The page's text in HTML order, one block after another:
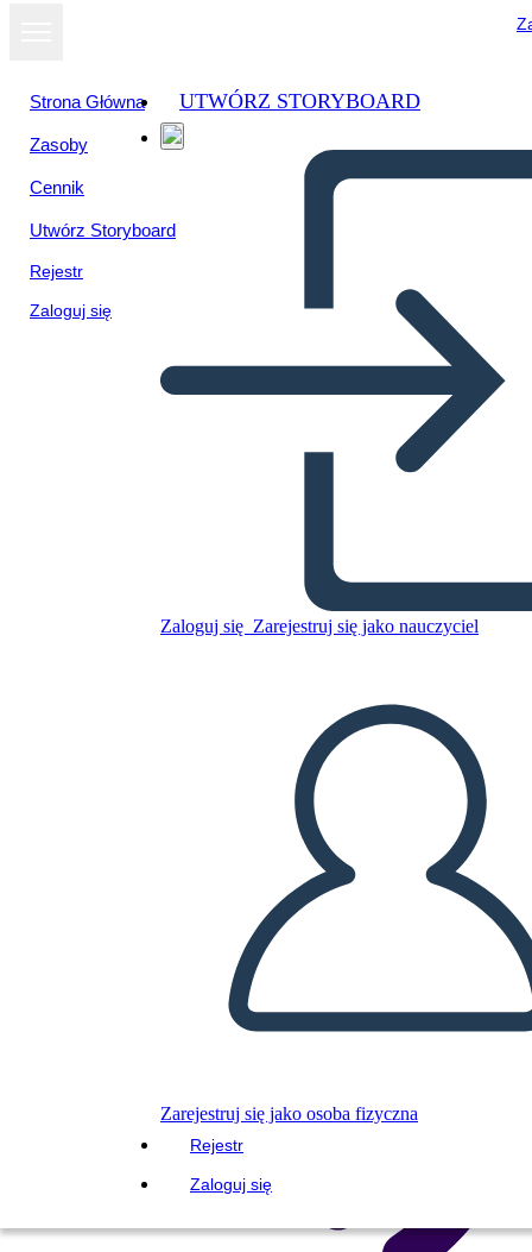
Strona Główna
Zasoby
Cennik
Utwórz Storyboard
Rejestr
Zaloguj się
UTWÓRZ STORYBOARD
Zaloguj się Zarejestruj się jako nauczyciel
Zarejestruj się jako osoba fizyczna
Rejestr
Zaloguj się
ODTWARZANIE POKAZU SLAJDÓW
PRZECZYTAJ MI